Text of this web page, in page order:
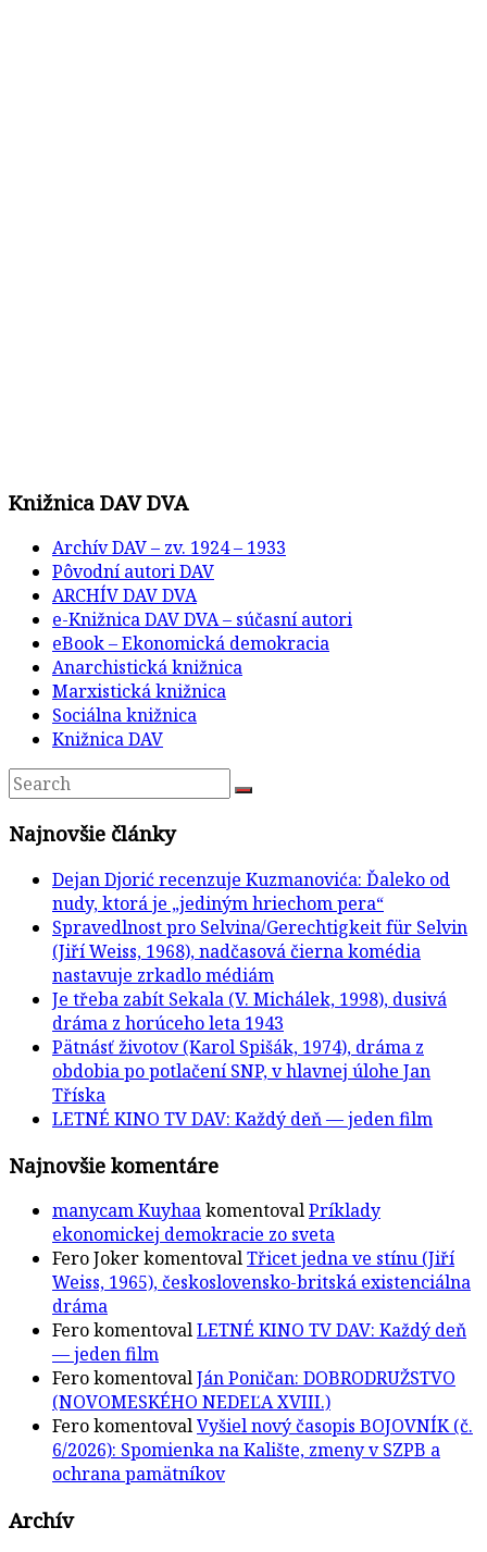
Knižnica DAV DVA
Archív DAV – zv. 1924 – 1933
Pôvodní autori DAV
ARCHÍV DAV DVA
e-Knižnica DAV DVA – súčasní autori
eBook – Ekonomická demokracia
Anarchistická knižnica
Marxistická knižnica
Sociálna knižnica
Knižnica DAV
Najnovšie články
Dejan Djorić recenzuje Kuzmanovića: Ďaleko od
nudy, ktorá je „jediným hriechom pera“
Spravedlnost pro Selvina/Gerechtigkeit für Selvin
(Jiří Weiss, 1968), nadčasová čierna komédia
nastavuje zrkadlo médiám
Je třeba zabít Sekala (V. Michálek, 1998), dusivá
dráma z horúceho leta 1943
Pätnásť životov (Karol Spišák, 1974), dráma z
obdobia po potlačení SNP, v hlavnej úlohe Jan
Tříska
LETNÉ KINO TV DAV: Každý deň — jeden film
Najnovšie komentáre
manycam KuyhaakomentovalPríklady
ekonomickej demokracie zo sveta
Fero JokerkomentovalTřicet jedna ve stínu (Jiří
Weiss, 1965), československo-britská existenciálna
dráma
FerokomentovalLETNÉ KINO TV DAV: Každý deň
— jeden film
FerokomentovalJán Poničan: DOBRODRUŽSTVO
(NOVOMESKÉHO NEDEĽA XVIII.)
FerokomentovalVyšiel nový časopis BOJOVNÍK (č.
6/2026): Spomienka na Kalište, zmeny v SZPB a
ochrana pamätníkov
Archív